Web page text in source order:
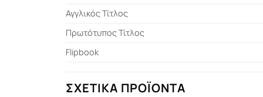
Αγγλικός Τίτλος
Πρωτότυπος Τίτλος
Flipbook
ΣΧΕΤΙΚΆ ΠΡΟΪΌΝΤΑ